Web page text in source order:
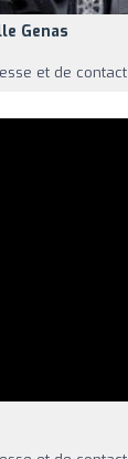
Genas
et de contact